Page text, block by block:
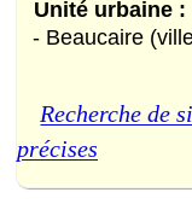
Unité urbaine :
- Beaucaire
Recherche de
précises